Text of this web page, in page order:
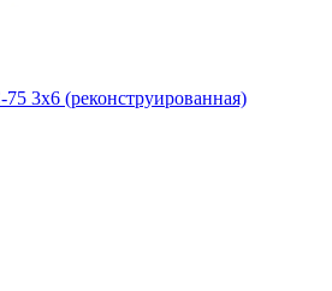
3х6 (реконструированная)